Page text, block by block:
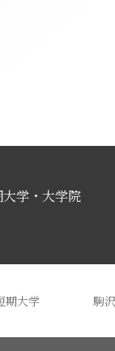
学・大学院
期大学 駒